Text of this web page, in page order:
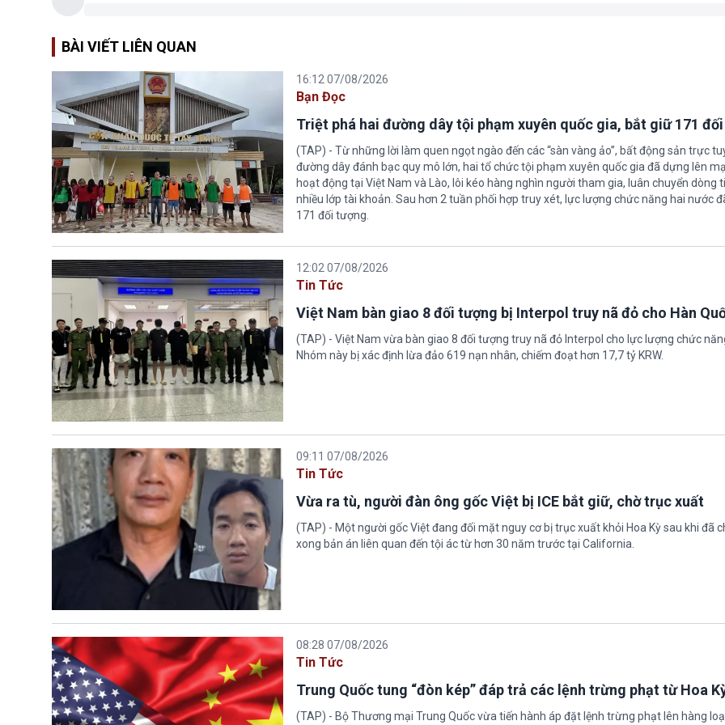
BÀI VIẾT LIÊN QUAN
16:12 07/08/2026
Bạn Đọc
Triệt phá hai đường dây tội phạm xuyên quốc gia, bắt giữ 171
(TAP) - Từ những lời làm quen ngọt ngào đến các “sàn vàng ảo”, bất động sản trực
đường dây đánh bạc quy mô lớn, hai tổ chức tội phạm xuyên quốc gia đã dựng lên
hoạt động tại Việt Nam và Lào, lôi kéo hàng nghìn người tham gia, luân chuyển dòng
nhiều lớp tài khoản. Sau hơn 2 tuần phối hợp truy xét, lực lượng chức năng hai nước
171 đối tượng.
12:02 07/08/2026
Tin Tức
Việt Nam bàn giao 8 đối tượng bị Interpol truy nã đỏ cho Hàn
(TAP) - Việt Nam vừa bàn giao 8 đối tượng truy nã đỏ Interpol cho lực lượng chức
Nhóm này bị xác định lừa đảo 619 nạn nhân, chiếm đoạt hơn 17,7 tỷ KRW.
09:11 07/08/2026
Tin Tức
Vừa ra tù, người đàn ông gốc Việt bị ICE bắt giữ, chờ trục xuất
(TAP) - Một người gốc Việt đang đối mặt nguy cơ bị trục xuất khỏi Hoa Kỳ sau khi đã
xong bản án liên quan đến tội ác từ hơn 30 năm trước tại California.
08:28 07/08/2026
Tin Tức
Trung Quốc tung “đòn kép” đáp trả các lệnh trừng phạt từ Hoa
(TAP) - Bộ Thương mại Trung Quốc vừa tiến hành áp đặt lệnh trừng phạt lên hàng